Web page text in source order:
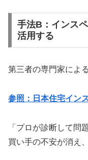
手法B：インス
活用する
第三者の専門家によ
参照：日本住宅イン
「プロが診断して問
買い手の不安が消え